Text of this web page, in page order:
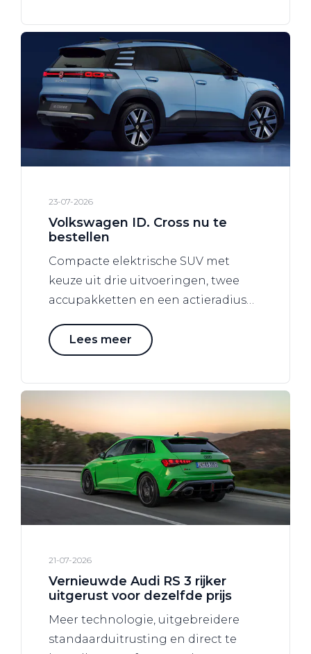
23-07-2026
Volkswagen ID. Cross nu te
bestellen
Compacte elektrische SUV met
keuze uit drie uitvoeringen, twee
accupakketten en een actieradius
Lees meer
21-07-2026
Vernieuwde Audi RS 3 rijker
uitgerust voor dezelfde prijs
Meer technologie, uitgebreidere
standaarduitrusting en direct te